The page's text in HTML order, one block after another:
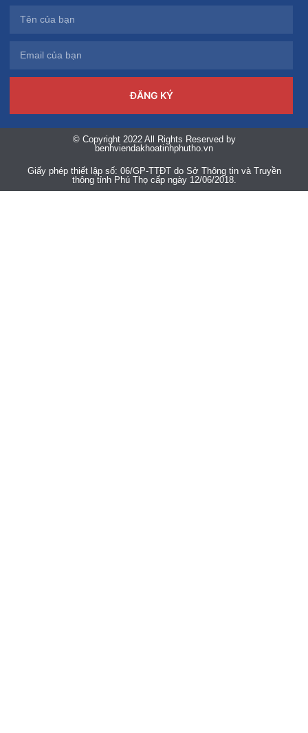
ĐĂNG KÝ
© Copyright 2022 All Rights Reserved by
benhviendakhoatinhphutho.vn
Giấy phép thiết lập số: 06/GP-TTĐT do Sở Thông tin và Truyền
thông tỉnh Phú Thọ cấp ngày 12/06/2018.